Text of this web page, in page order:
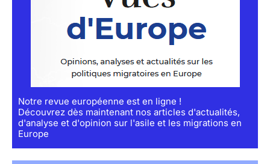
Notre revue européenne est en ligne !
Découvrez dès maintenant nos articles d'actualités,
d'analyse et d'opinion sur l'asile et les migrations en
Europe